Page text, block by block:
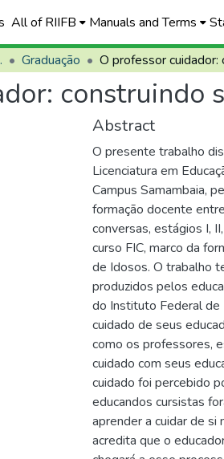
All of RIIFB Manuals and Terms
Graduação
construindo
Abstract
O presente trabalho
Licenciatura em
Campus Samambaia,
formação docente
conversas, estágios I,
curso FIC, marco da
de Idosos. O trabalho
produzidos pelos
do Instituto Federal de
cuidado de seus
como os professores,
cuidado com seus
cuidado foi percebido
educandos cursistas
aprender a cuidar de si
acredita que o